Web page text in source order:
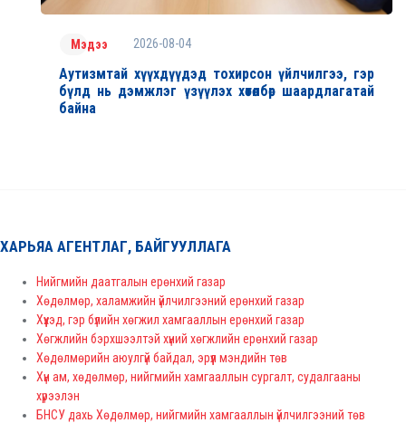
Мэдээ 2026-08-04
Аутизмтай хүүхдүүдэд тохирсон үйлчилгээ, гэр
бүлд нь дэмжлэг үзүүлэх хөтөлбөр шаардлагатай
байна
ХАРЬЯА АГЕНТЛАГ, БАЙГУУЛЛАГА
Нийгмийн даатгалын ерөнхий газар
Хөдөлмөр, халамжийн үйлчилгээний ерөнхий газар
Хүүхэд, гэр бүлийн хөгжил хамгааллын ерөнхий газар
Хөгжлийн бэрхшээлтэй хүний хөгжлийн ерөнхий газар
Хөдөлмөрийн аюулгүй байдал, эрүүл мэндийн төв
Хүн ам, хөдөлмөр, нийгмийн хамгааллын сургалт, судалгааны
хүрээлэн
БНСУ дахь Хөдөлмөр, нийгмийн хамгааллын үйлчилгээний төв